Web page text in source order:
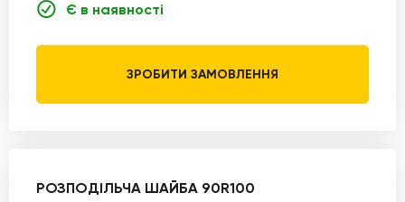
Є в наявності
ЗРОБИТИ ЗАМОВЛЕННЯ
РОЗПОДІЛЬЧА ШАЙБА 90R100